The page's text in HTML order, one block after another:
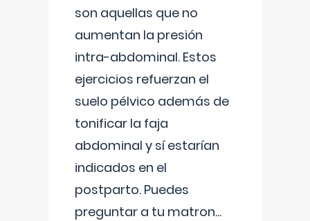
son aquellas que no
aumentan la presión
intra-abdominal. Estos
ejercicios refuerzan el
suelo pélvico además de
tonificar la faja
abdominal y sí estarían
indicados en el
postparto. Puedes
preguntar a tu matron...